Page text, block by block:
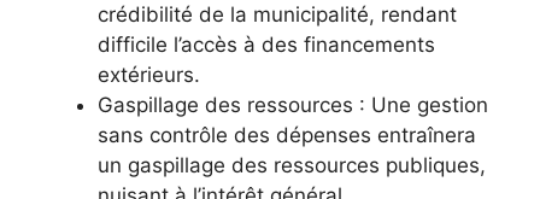
crédibilité de la municipalité, rendant
difficile l’accès à des financements
extérieurs.
Gaspillage des ressources : Une gestion
sans contrôle des dépenses entraînera
un gaspillage des ressources publiques,